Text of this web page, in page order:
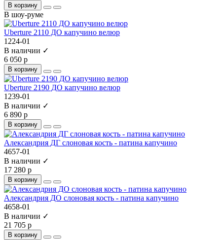
В корзину
В шоу-руме
Uberture 2110 ДО капучино велюр
1224-01
В наличии ✓
6 050 р
В корзину
Uberture 2190 ДО капучино велюр
1239-01
В наличии ✓
6 890 р
В корзину
Александрия ДГ слоновая кость - патина капучино
4657-01
В наличии ✓
17 280 р
В корзину
Александрия ДО слоновая кость - патина капучино
4658-01
В наличии ✓
21 705 р
В корзину